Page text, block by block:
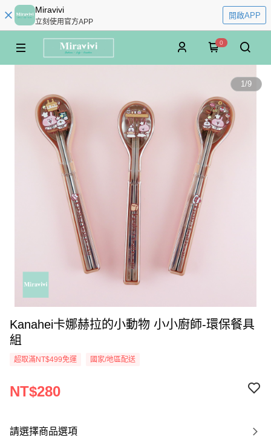
Miravivi
立刻使用官方APP
開啟APP
0
1/9
Kanahei卡娜赫拉的小動物 小小廚師-環保餐具
組
超取滿NT$499免運 國家/地區配送
NT$280
請選擇商品選項